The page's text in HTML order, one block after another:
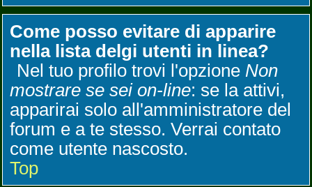
Come posso evitare di apparire
nella lista delgi utenti in linea?
Nel tuo profilo trovi l'opzione Non
mostrare se sei on-line: se la attivi,
apparirai solo all'amministratore del
forum e a te stesso. Verrai contato
come utente nascosto.
Top